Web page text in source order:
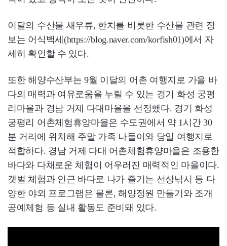
이달의 수산물 새우류, 한치를 비롯한 수산물 관련 정
보는 어식백세(https://blog.naver.com/korfish01)에서 자
세히 확인할 수 있다.
또한 해양수산부는 9월 이달의 어촌 여행지로 가을 바
다의 매력과 여유로움을 누릴 수 있는 경기 화성 궁평
리마을과 경남 거제 다대마을을 선정했다. 경기 화성
궁평리 어촌체험휴양마을은 수도권에서 약 1시간 30
분 거리에 위치해 주말 가족 나들이와 당일 여행지로
적합하다. 경남 거제 다대 어촌체험휴양마을은 조용한
바다와 다채로운 체험이 어우러진 매력적인 마을이다.
갯벌 체험과 인근 바다로 나가 즐기는 선상낚시 등 다
양한 야외 프로그램은 물론, 해양정원 만들기와 조개
공예체험 등 실내 활동도 준비돼 있다.